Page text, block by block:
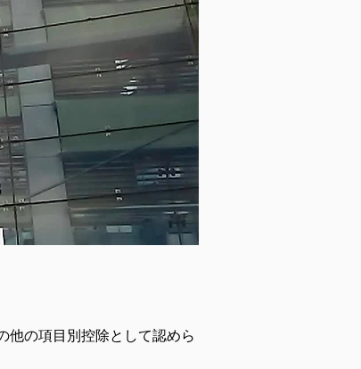
他の項目別控除として認めら